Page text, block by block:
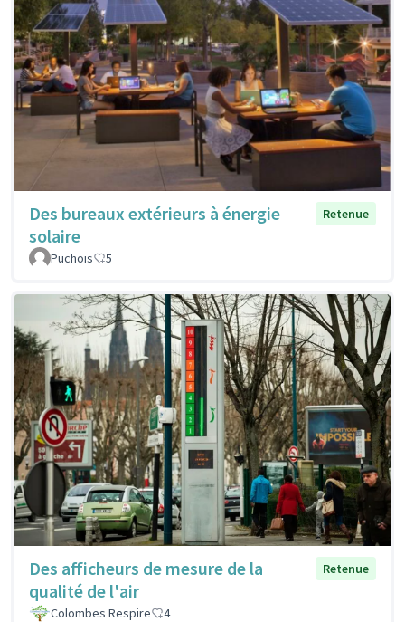
Des bureaux extérieurs à énergie
solaire
Retenue
Puchois 5
Des afficheurs de mesure de la
qualité de l'air
Retenue
Colombes Respire 4